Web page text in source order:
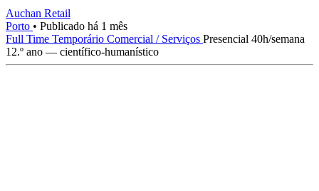
Auchan Retail
Porto • Publicado há 1 mês
Full Time Temporário Comercial / Serviços Presencial 40h/semana
12.º ano — científico-humanístico